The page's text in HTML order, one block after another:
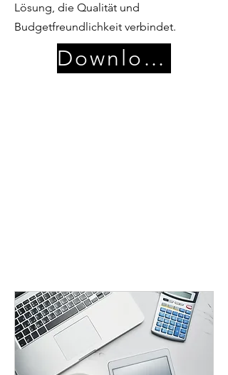
Lösung, die Qualität und
Budgetfreundlichkeit verbindet.
Download